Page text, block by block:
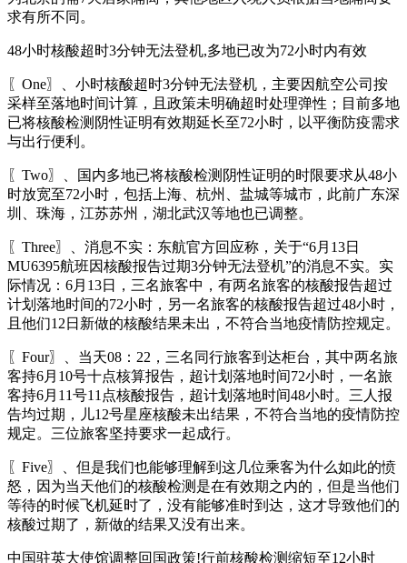
求有所不同。
48小时核酸超时3分钟无法登机,多地已改为72小时内有效
〖One〗、小时核酸超时3分钟无法登机，主要因航空公司按
采样至落地时间计算，且政策未明确超时处理弹性；目前多地
已将核酸检测阴性证明有效期延长至72小时，以平衡防疫需求
与出行便利。
〖Two〗、国内多地已将核酸检测阴性证明的时限要求从48小
时放宽至72小时，包括上海、杭州、盐城等城市，此前广东深
圳、珠海，江苏苏州，湖北武汉等地也已调整。
〖Three〗、消息不实：东航官方回应称，关于“6月13日
MU6395航班因核酸报告过期3分钟无法登机”的消息不实。实
际情况：6月13日，三名旅客中，有两名旅客的核酸报告超过
计划落地时间的72小时，另一名旅客的核酸报告超过48小时，
且他们12日新做的核酸结果未出，不符合当地疫情防控规定。
〖Four〗、当天08：22，三名同行旅客到达柜台，其中两名旅
客持6月10号十点核算报告，超计划落地时间72小时，一名旅
客持6月11号11点核酸报告，超计划落地时间48小时。三人报
告均过期，儿12号星座核酸未出结果，不符合当地的疫情防控
规定。三位旅客坚持要求一起成行。
〖Five〗、但是我们也能够理解到这几位乘客为什么如此的愤
怒，因为当天他们的核酸检测是在有效期之内的，但是当他们
等待的时候飞机延时了，没有能够准时到达，这才导致他们的
核酸过期了，新做的结果又没有出来。
中国驻英大使馆调整回国政策!行前核酸检测缩短至12小时